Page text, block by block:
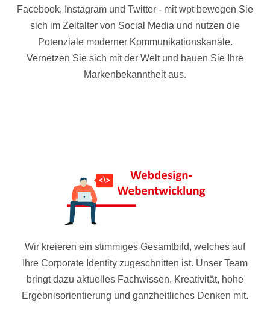
Facebook, Instagram und Twitter - mit wpt bewegen Sie
sich im Zeitalter von Social Media und nutzen die
Potenziale moderner Kommunikationskanäle.
Vernetzen Sie sich mit der Welt und bauen Sie Ihre
Markenbekanntheit aus.
Wir kreieren ein stimmiges Gesamtbild, welches auf
Ihre Corporate Identity zugeschnitten ist. Unser Team
bringt dazu aktuelles Fachwissen, Kreativität, hohe
Ergebnisorientierung und ganzheitliches Denken mit.